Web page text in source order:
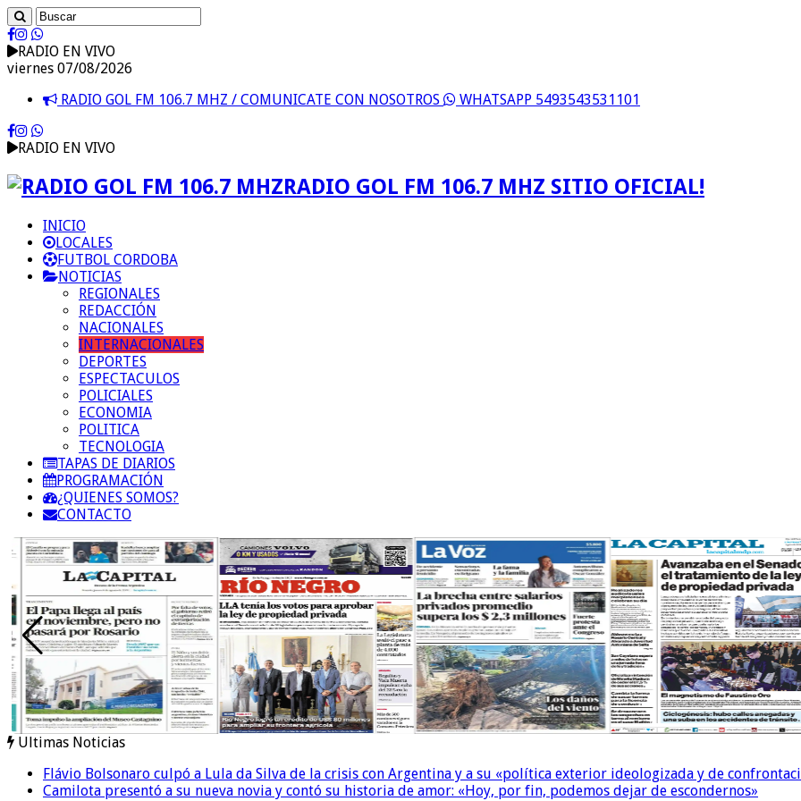
RADIO EN VIVO
viernes 07/08/2026
RADIO GOL FM 106.7 MHZ / COMUNICATE CON NOSOTROS
WHATSAPP 5493543531101
RADIO EN VIVO
RADIO GOL FM 106.7 MHZ SITIO OFICIAL!
INICIO
LOCALES
FUTBOL CORDOBA
NOTICIAS
REGIONALES
REDACCIÓN
NACIONALES
INTERNACIONALES
DEPORTES
ESPECTACULOS
POLICIALES
ECONOMIA
POLITICA
TECNOLOGIA
TAPAS DE DIARIOS
PROGRAMACIÓN
¿QUIENES SOMOS?
CONTACTO
Ultimas Noticias
Flávio Bolsonaro culpó a Lula da Silva de la crisis con Argentina y a su «política exterior ideologizada y de
Camilota presentó a su nueva novia y contó su historia de amor: «Hoy, por fin, podemos dejar de escondernos»